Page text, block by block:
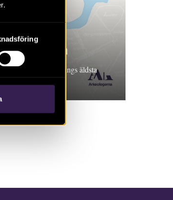
köpingen
Perspektiv på Nyköpings äldsta